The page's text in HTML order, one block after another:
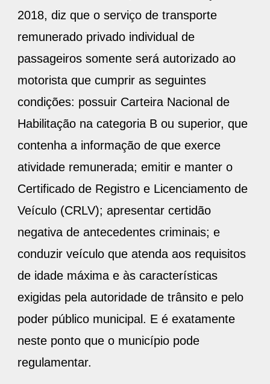
2018, diz que o serviço de transporte
remunerado privado individual de
passageiros somente será autorizado ao
motorista que cumprir as seguintes
condições: possuir Carteira Nacional de
Habilitação na categoria B ou superior, que
contenha a informação de que exerce
atividade remunerada; emitir e manter o
Certificado de Registro e Licenciamento de
Veículo (CRLV); apresentar certidão
negativa de antecedentes criminais; e
conduzir veículo que atenda aos requisitos
de idade máxima e às características
exigidas pela autoridade de trânsito e pelo
poder público municipal. E é exatamente
neste ponto que o município pode
regulamentar.